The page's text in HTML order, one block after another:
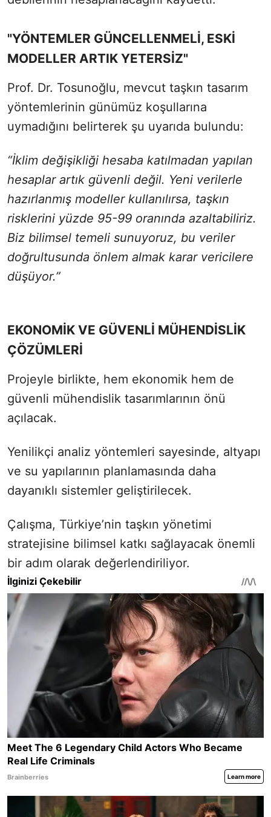
"YÖNTEMLER GÜNCELLENMELİ, ESKİ
MODELLER ARTIK YETERSİZ"
Prof. Dr. Tosunoğlu, mevcut taşkın tasarım
yöntemlerinin günümüz koşullarına
uymadığını belirterek şu uyarıda bulundu:
“İklim değişikliği hesaba katılmadan yapılan
hesaplar artık güvenli değil. Yeni verilerle
hazırlanmış modeller kullanılırsa, taşkın
risklerini yüzde 95-99 oranında azaltabiliriz.
Biz bilimsel temeli sunuyoruz, bu veriler
doğrultusunda önlem almak karar vericilere
düşüyor.”
EKONOMİK VE GÜVENLİ MÜHENDİSLİK
ÇÖZÜMLERİ
Projeyle birlikte, hem ekonomik hem de
güvenli mühendislik tasarımlarının önü
açılacak.
Yenilikçi analiz yöntemleri sayesinde, altyapı
ve su yapılarının planlamasında daha
dayanıklı sistemler geliştirilecek.
Çalışma, Türkiye’nin taşkın yönetimi
stratejisine bilimsel katkı sağlayacak önemli
bir adım olarak değerlendiriliyor.